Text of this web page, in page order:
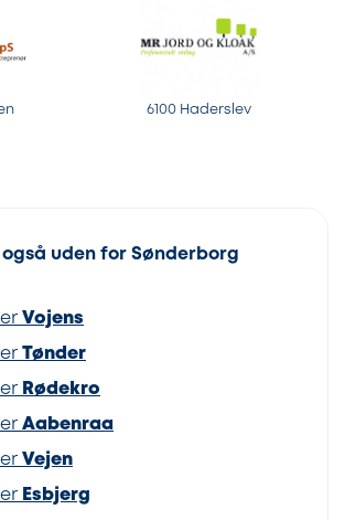
6100 Haderslev
uden for Sønderborg
Vojens
Tønder
Rødekro
Aabenraa
Vejen
Esbjerg